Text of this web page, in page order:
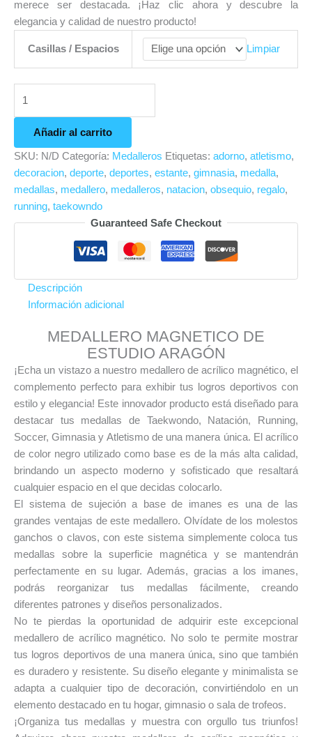
merece ser destacada. ¡Haz clic ahora y descubre la
elegancia y calidad de nuestro producto!
Casillas / Espacios Limpiar
Añadir al carrito
SKU: N/D Categoría: Medalleros Etiquetas: adorno, atletismo,
decoracion, deporte, deportes, estante, gimnasia, medalla,
medallas, medallero, medalleros, natacion, obsequio, regalo,
running, taekowndo
Guaranteed Safe Checkout
Descripción
Información adicional
MEDALLERO MAGNETICO DE
ESTUDIO ARAGÓN
¡Echa un vistazo a nuestro medallero de acrílico magnético, el
complemento perfecto para exhibir tus logros deportivos con
estilo y elegancia! Este innovador producto está diseñado para
destacar tus medallas de Taekwondo, Natación, Running,
Soccer, Gimnasia y Atletismo de una manera única. El acrílico
de color negro utilizado como base es de la más alta calidad,
brindando un aspecto moderno y sofisticado que resaltará
cualquier espacio en el que decidas colocarlo.
El sistema de sujeción a base de imanes es una de las
grandes ventajas de este medallero. Olvídate de los molestos
ganchos o clavos, con este sistema simplemente coloca tus
medallas sobre la superficie magnética y se mantendrán
perfectamente en su lugar. Además, gracias a los imanes,
podrás reorganizar tus medallas fácilmente, creando
diferentes patrones y diseños personalizados.
No te pierdas la oportunidad de adquirir este excepcional
medallero de acrílico magnético. No solo te permite mostrar
tus logros deportivos de una manera única, sino que también
es duradero y resistente. Su diseño elegante y minimalista se
adapta a cualquier tipo de decoración, convirtiéndolo en un
elemento destacado en tu hogar, gimnasio o sala de trofeos.
¡Organiza tus medallas y muestra con orgullo tus triunfos!